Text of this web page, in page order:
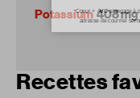
Potassium 408 mg
Recettes